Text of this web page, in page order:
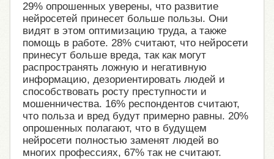
29% опрошенных уверены, что развитие
нейросетей принесет больше пользы. Они
видят в этом оптимизацию труда, а также
помощь в работе. 28% считают, что нейросети
принесут больше вреда, так как могут
распространять ложную и негативную
информацию, дезориентировать людей и
способствовать росту преступности и
мошенничества. 16% респондентов считают,
что польза и вред будут примерно равны. 20%
опрошенных полагают, что в будущем
нейросети полностью заменят людей во
многих профессиях, 67% так не считают.